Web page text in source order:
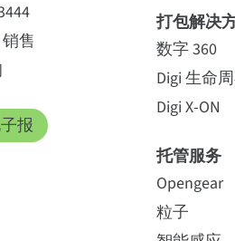
端口服务器 TS 1
端口服务器 TS 4
支
源 - 12 伏直流，100-240
C14 输入插头，锁紧
不包括交流电源线。兼容性
售
报
打包解决
数字 360
Digi 生命
Digi X-ON
托管服务
Opengear
粒子